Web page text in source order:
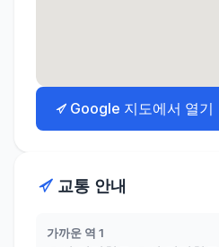
Google 지도에서 열기
교통 안내
가까운 역 1